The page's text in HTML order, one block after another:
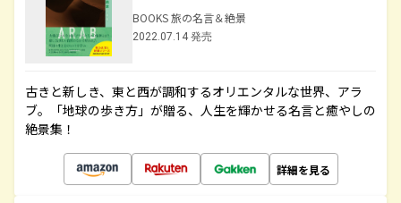
BOOKS 旅の名言＆絶景
2022.07.14 発売
古きと新しき、東と西が調和するオリエンタルな世界、アラ
ブ。「地球の歩き方」が贈る、人生を輝かせる名言と癒やしの
絶景集！
詳細を見る